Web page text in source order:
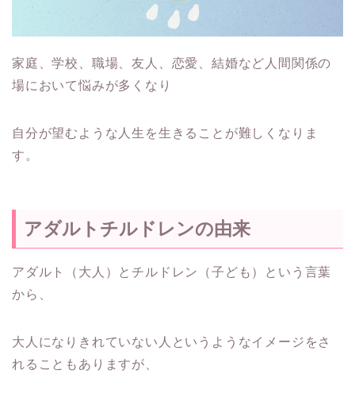
家庭、学校、職場、友人、恋愛、結婚など人間関係の
場において悩みが多くなり
自分が望むような人生を生きることが難しくなりま
す。
アダルトチルドレンの由来
アダルト（大人）とチルドレン（子ども）という言葉
から、
大人になりきれていない人というようなイメージをさ
れることもありますが、